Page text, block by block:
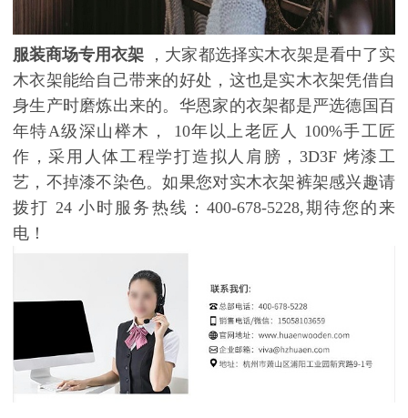
服装商场专用衣架
，大家都选择实木衣架是看中了实
木衣架能给自己带来的好处，这也是实木衣架凭借自
身生产时磨炼出来的。华恩家的衣架都是严选德国百
年特A级深山榉木， 10年以上老匠人 100%手工匠
作，采用人体工程学打造拟人肩膀， 3D3F 烤漆工
艺，不掉漆不染色。如果您对实木衣架裤架感兴趣请
拨打 24 小时服务热线： 400-678-5228,期待您的来
电！